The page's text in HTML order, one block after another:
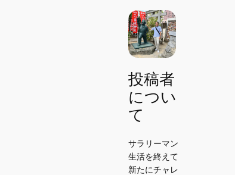
投稿者
につい
て
サラリーマン
生活を終えて
新たにチャレ